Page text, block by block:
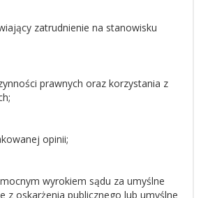
zatrudnienie na stanowisku
prawnych oraz korzystania z
opinii;
wyrokiem sądu za umyślne
z oskarżenia publicznego lub umyślne